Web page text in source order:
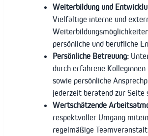
Weiterbildung und
Vielfältige interne und
persönliche und berufliche
Persönliche Betreuung:
durch erfahrene Kolleginnen
sowie persönliche
jederzeit beratend zur Seite
Wertschätzende
respektvoller Umgang
regelmäßige